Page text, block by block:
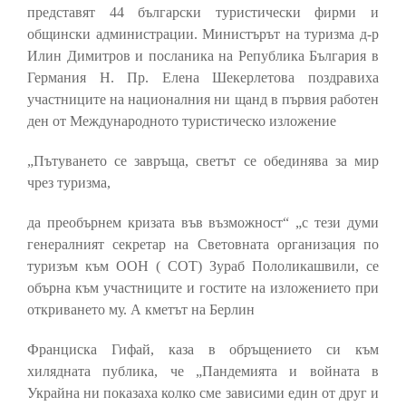
представят 44 български туристически фирми и
общински администрации. Министърът на туризма д-р
Илин Димитров и посланика на Република България в
Германия Н. Пр. Елена Шекерлетова поздравиха
участниците на националния ни щанд в първия работен
ден от Международното туристическо изложение
„Пътуването се завръща, светът се обединява за мир
чрез туризма,
да преобърнем кризата във възможност“ „с тези думи
генералният секретар на Световната организация по
туризъм към ООН ( СОТ) Зураб Пололикашвили, се
обърна към участниците и гостите на изложението при
откриването му. А кметът на Берлин
Франциска Гифай, каза в обръщението си към
хилядната публика, че „Пандемията и войната в
Украйна ни показаха колко сме зависими един от друг и